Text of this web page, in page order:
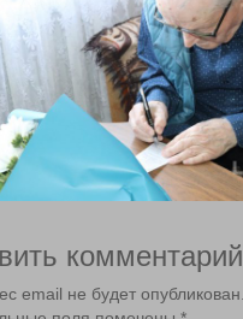
комментарий
email не будет опубликован.